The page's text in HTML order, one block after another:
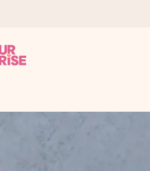
kdy na tom nejvíc záleží.